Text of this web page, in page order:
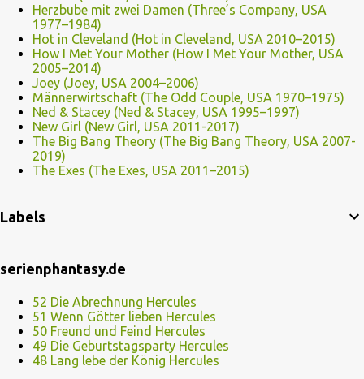
Herzbube mit zwei Damen (Three’s Company, USA
1977–1984)
Hot in Cleveland (Hot in Cleveland, USA 2010–2015)
How I Met Your Mother (How I Met Your Mother, USA
2005–2014)
Joey (Joey, USA 2004–2006)
Männerwirtschaft (The Odd Couple, USA 1970–1975)
Ned & Stacey (Ned & Stacey, USA 1995–1997)
New Girl (New Girl, USA 2011-2017)
The Big Bang Theory (The Big Bang Theory, USA 2007-
2019)
The Exes (The Exes, USA 2011–2015)
Labels
serienphantasy.de
52 Die Abrechnung Hercules
51 Wenn Götter lieben Hercules
50 Freund und Feind Hercules
49 Die Geburtstagsparty Hercules
48 Lang lebe der König Hercules